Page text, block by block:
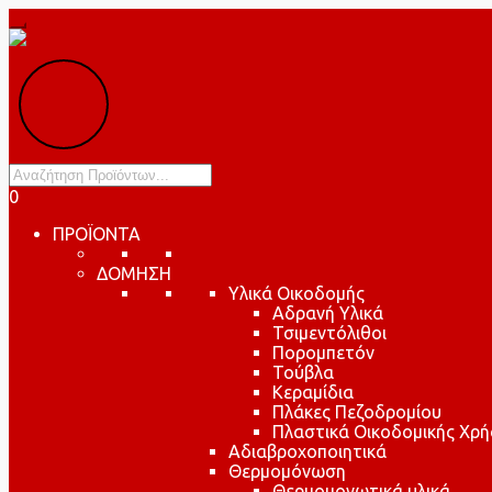
Products
search
0
ΠΡΟΪΟΝΤΑ
ΔΟΜΗΣΗ
Υλικά Οικοδομής
Αδρανή Υλικά
Τσιμεντόλιθοι
Πορομπετόν
Τούβλα
Κεραμίδια
Πλάκες Πεζοδρομίου
Πλαστικά Οικοδομικής
Αδιαβροχοποιητικά
Θερμομόνωση